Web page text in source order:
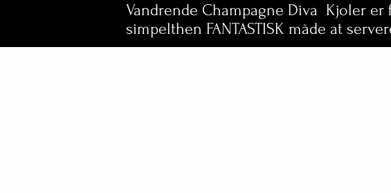
Vandrende Champagne Diva Kjoler
simpelthen FANTASTISK måde at